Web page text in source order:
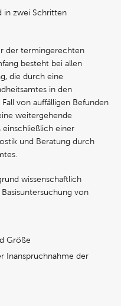
in zwei Schritten
der termingerechten
besteht bei allen
die durch eine
in den
von auffälligen Befunden
weitergehende
einschließlich einer
und Beratung durch
wissenschaftlich
von
Größe
Inanspruchnahme der